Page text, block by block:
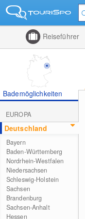
Reiseführer
Bademöglichkeiten
EUROPA
Deutschland
Bayern
Baden-Württemberg
Nordrhein-Westfalen
Niedersachsen
Schleswig-Holstein
Sachsen
Brandenburg
Sachsen-Anhalt
Hessen